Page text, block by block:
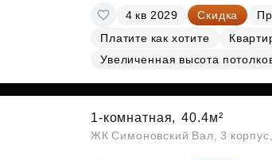
4 кв 2029 Скидка
Платите как хотите
Увеличенная высота
1-комнатная, 40.4м²
ЖК Симоновский Вал, 3